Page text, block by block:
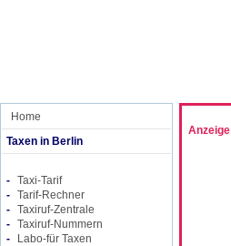
Home
Taxen in Berlin
- Taxi-Tarif
- Tarif-Rechner
- Taxiruf-Zentrale
- Taxiruf-Nummern
-
Labo-für Taxen
Anzeige